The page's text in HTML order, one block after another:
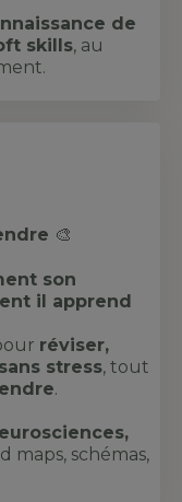
de
skills, au
🎨
son
il apprend
réviser,
stress, tout
.
maps, schémas,